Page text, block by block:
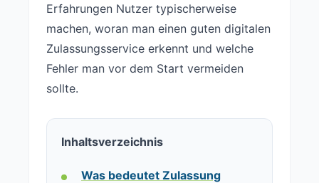
Erfahrungen Nutzer typischerweise
machen, woran man einen guten digitalen
Zulassungsservice erkennt und welche
Fehler man vor dem Start vermeiden
sollte.
Inhaltsverzeichnis
Was bedeutet Zulassung